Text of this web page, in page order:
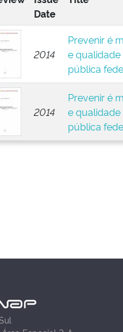
Date
2014
Prevenir é
e
pública
2014
Prevenir é
e
pública